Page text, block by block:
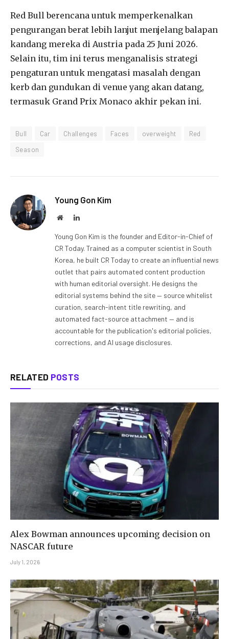
Red Bull berencana untuk memperkenalkan
pengurangan berat lebih lanjut menjelang balapan
kandang mereka di Austria pada 25 Juni 2026.
Selain itu, tim ini terus menganalisis strategi
pengaturan untuk mengatasi masalah dengan
kerb dan gundukan di venue yang akan datang,
termasuk Grand Prix Monaco akhir pekan ini.
Bull Car Challenges Faces overweight
Red
Season
Young Gon Kim
WebsiteLinkedIn
Young Gon Kim is the founder and Editor-in-Chief of
CR Today. Trained as a computer scientist in South
Korea, he built CR Today to create an influential news
outlet that pairs automated content production
with human editorial oversight. He designs the
editorial systems behind the site — source whitelist
curation, search-intent title rewriting, and
automated fact-source attachment — and is
accountable for the publication's editorial policies,
corrections, and AI usage disclosures.
RELATED POSTS
Alex Bowman announces upcoming decision on
NASCAR future
July 1, 2026